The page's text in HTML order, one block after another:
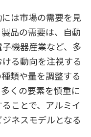
は市場の需要を見
品の需要は、自動
機器産業など、多
る動向を注視する
類や量を調整する
くの要素を慎重に
ことで、アルミイ
ネスモデルとなる